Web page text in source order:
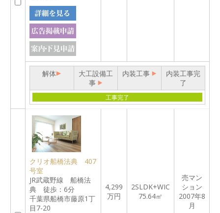
解体
大工設備工
事
内装工事
内装工事完
了
工事完了
クリオ船橋法典 407
号室
JR武蔵野線 船橋法
典 徒歩：6分
千葉県船橋市藤原1丁
目7-20
4,299
万円
2SLDK+WIC
75.64㎡
売マン
ション
2007年8
月